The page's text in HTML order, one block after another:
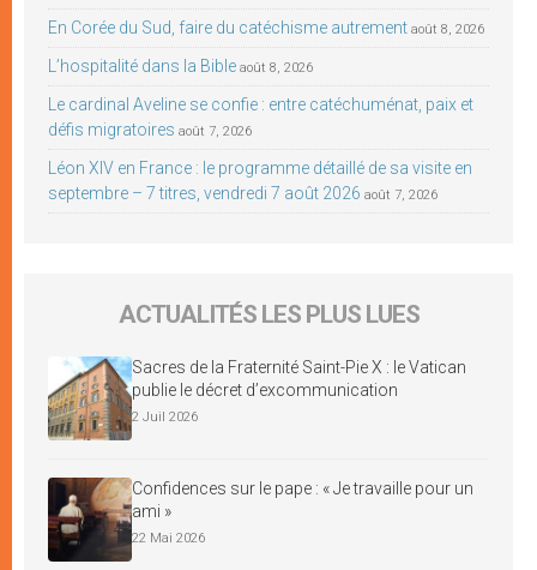
En Corée du Sud, faire du catéchisme autrement août 8, 2026
L’hospitalité dans la Bible août 8, 2026
Le cardinal Aveline se confie : entre catéchuménat, paix et
défis migratoires août 7, 2026
Léon XIV en France : le programme détaillé de sa visite en
septembre – 7 titres, vendredi 7 août 2026 août 7, 2026
ACTUALITÉS LES PLUS LUES
Sacres de la Fraternité Saint-Pie X : le Vatican
publie le décret d’excommunication
2 Juil 2026
Confidences sur le pape : « Je travaille pour un
ami »
22 Mai 2026